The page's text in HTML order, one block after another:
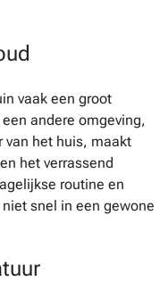
vaak een groot
andere omgeving,
van het huis, maakt
het verrassend
routine en
snel in een gewone